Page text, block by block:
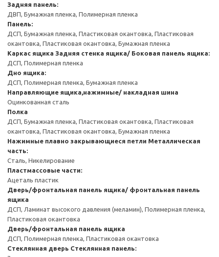
Задняя панель:
ДВП, Бумажная пленка, Полимерная пленка
Панель:
ДСП, Бумажная пленка, Пластиковая окантовка, Пластиковая
окантовка, Пластиковая окантовка, Бумажная пленка
Каркас ящика Задняя стенка ящика/ Боковая панель ящика:
ДСП, Полимерная пленка
Дно ящика:
ДСП, Полимерная пленка, Бумажная пленка
Направляющие ящика,нажимные/ накладная шина
Оцинкованная сталь
Полка
ДСП, Бумажная пленка, Пластиковая окантовка, Пластиковая
окантовка, Пластиковая окантовка, Бумажная пленка
Нажимные плавно закрывающиеся петли Металлическая
часть:
Сталь, Никелирование
Пластмассовые части:
Ацеталь пластик
Дверь/фронтальная панель ящика/ фронтальная панель
ящика
ДСП, Ламинат высокого давления (меламин), Полимерная пленка,
Пластиковая окантовка
Дверь/фронтальная панель ящика
ДСП, Полимерная пленка, Пластиковая окантовка
Стеклянная дверь Стеклянная панель: